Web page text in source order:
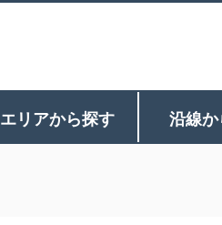
エリアから探す 沿線